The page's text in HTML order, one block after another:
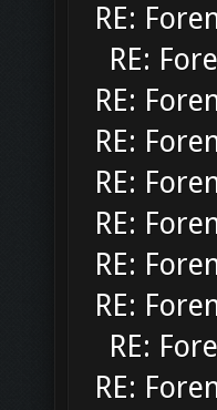
RE:
RE:
RE:
RE:
RE:
RE:
RE:
RE:
RE:
RE: